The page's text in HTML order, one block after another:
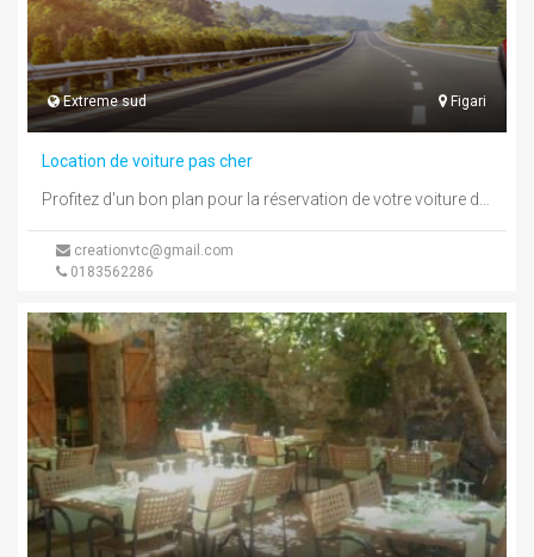
Extreme sud Figari
Location de voiture pas cher
creationvtc@gmail.com
0183562286